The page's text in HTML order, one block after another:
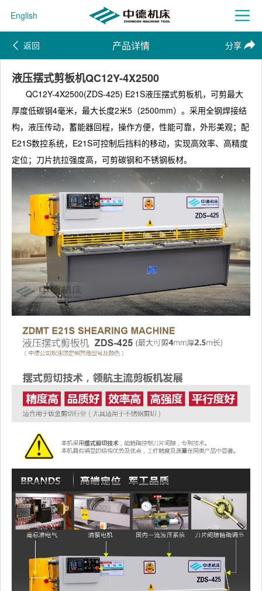
English
返回 产品详情 分享
液压摆式剪板机QC12Y-4X2500
QC12Y-4X2500(ZDS-425) E21S液压摆式剪板机，可剪最大
厚度低碳钢4毫米，最大长度2米5（2500mm）。采用全钢焊接结
构，液压传动，蓄能器回程，操作方便，性能可靠，外形美观；配
E21S数控系统，E21S可控制后挡料的移动，实现高效率、高精度
定位；刀片抗拉强度高，可剪碳钢和不锈钢板材。